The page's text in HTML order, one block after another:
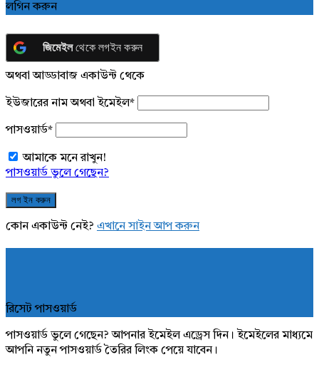
লগিন করুন
জিমেইলথেকে লগইন করুন
অথবা আড্ডাবাজ একাউন্ট থেকে
ইউজারের নাম অথবা ইমেইল*
পাসওয়ার্ড*
আমাকে মনে রাখুন!
পাসওয়ার্ড ভুলে গেছেন?
কোন একাউন্ট নেই? এখানে সাইন আপ করুন
রিসেট পাসওয়ার্ড
পাসওয়ার্ড ভুলে গেছেন? আপনার ইমেইল এড্রেস দিন। ইমেইলের মাধ্যমে
আপনি নতুন পাসওয়ার্ড তৈরির লিংক পেয়ে যাবেন।